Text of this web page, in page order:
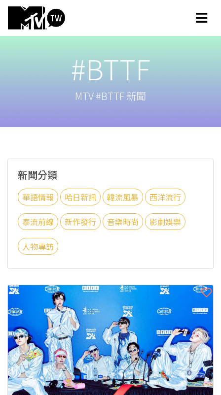
#BTTF
MTV #BTTF 新聞
新聞分類
華語情報 哈日新訊 韓流風暴 西洋流行
泰流前線 新作發行 音樂時尚 影劇娛樂
人物專訪